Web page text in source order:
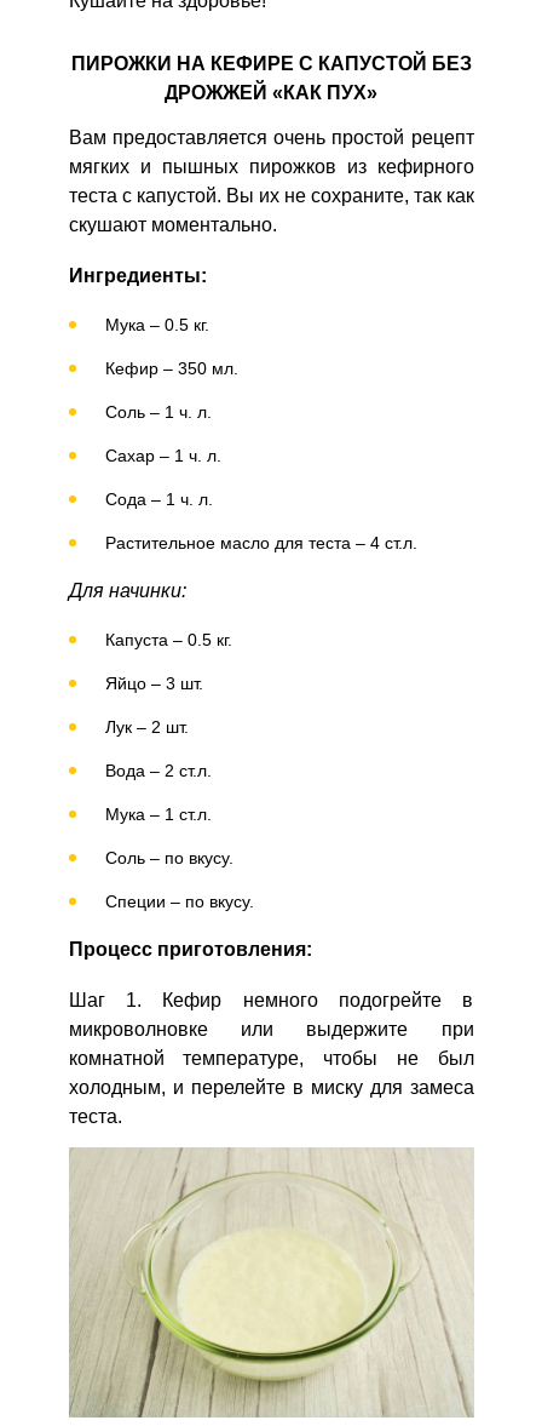
ПИРОЖКИ НА КЕФИРЕ С КАПУСТОЙ БЕЗ
ДРОЖЖЕЙ «КАК ПУХ»
Вам предоставляется очень простой рецепт
мягких и пышных пирожков из кефирного
теста с капустой. Вы их не сохраните, так как
скушают моментально.
Ингредиенты:
Мука – 0.5 кг.
Кефир – 350 мл.
Соль – 1 ч. л.
Сахар – 1 ч. л.
Сода – 1 ч. л.
Растительное масло для теста – 4 ст.л.
Для начинки:
Капуста – 0.5 кг.
Яйцо – 3 шт.
Лук – 2 шт.
Вода – 2 ст.л.
Мука – 1 ст.л.
Соль – по вкусу.
Специи – по вкусу.
Процесс приготовления:
Шаг 1. Кефир немного подогрейте в
микроволновке или выдержите при
комнатной температуре, чтобы не был
холодным, и перелейте в миску для замеса
теста.